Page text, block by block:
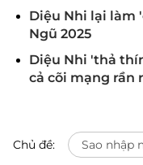
Diệu Nhi lại làm
Ngũ 2025
Diệu Nhi 'thả
cả cõi mạng rần
Chủ đề: Sao nhập